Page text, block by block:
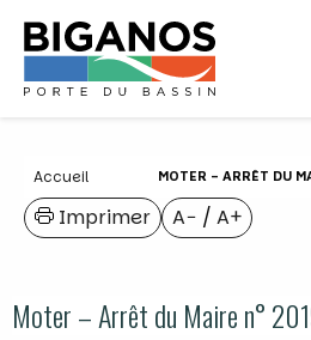
Accueil MOTER – ARRÊT DU MAIRE N° 2019-
A− / A+
Imprimer
Moter – Arrêt du Maire n°